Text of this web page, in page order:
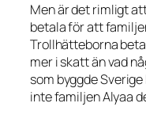
Men är det rimligt
betala för att
Trollhätteborna
mer i skatt än vad
som byggde
inte familjen Alyaa